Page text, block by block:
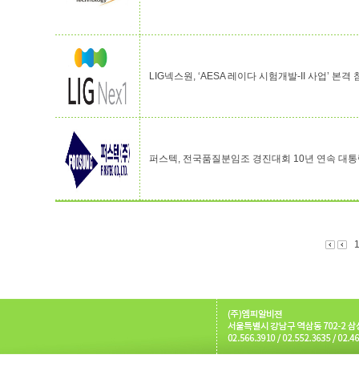
LIG넥스원, ‘AESA 레이다 시험개발-II 사업’ 본격
퍼스텍, 전국품질분임조 경진대회 10년 연속 대
1